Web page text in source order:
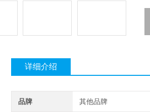
详细介绍
品牌 其他品牌